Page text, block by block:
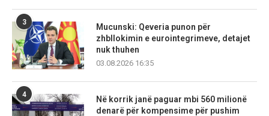
3
Mucunski: Qeveria punon për
zhbllokimin e eurointegrimeve, detajet
nuk thuhen
03.08.2026 16:35
4
Në korrik janë paguar mbi 560 milionë
denarë për kompensime për pushim